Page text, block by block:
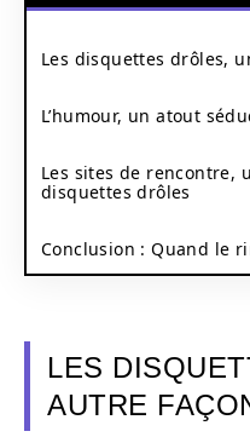
Les disquettes drôles,
L’humour, un atout
Les sites de rencontre,
disquettes drôles
Conclusion : Quand le
LES
AUTRE